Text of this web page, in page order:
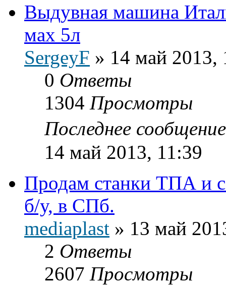
Выдувная машина
мах 5л
SergeyF » 14 май 2013,
0 Ответы
1304 Просмотры
Последнее
14 май 2013, 11:39
Продам станки ТПА и
б/у, в СПб.
mediaplast » 13 май
2 Ответы
2607 Просмотры